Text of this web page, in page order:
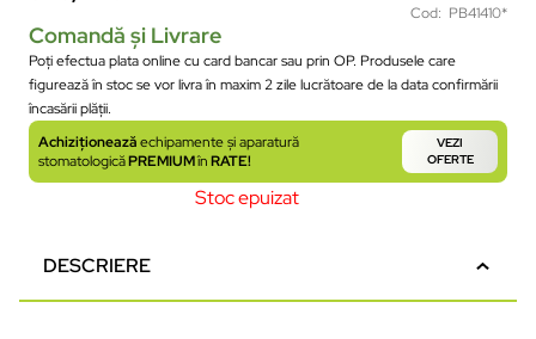
Cod: PB41410*
Comandă și Livrare
Poți efectua plata online cu card bancar sau prin OP. Produsele care
figurează în stoc se vor livra în maxim 2 zile lucrătoare de la data confirmării
încasării plății.
Achiziționeazăechipamente și aparatură
stomatologicăPREMIUMînRATE!
VEZI
OFERTE
Stoc epuizat
DESCRIERE